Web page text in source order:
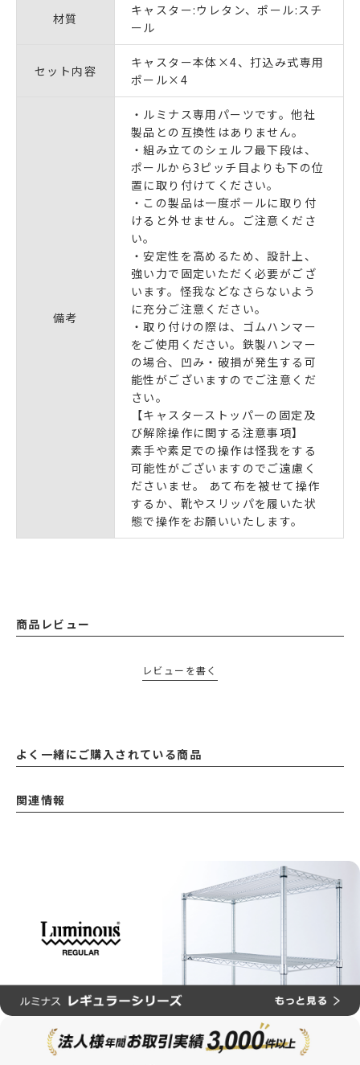
材質
キャスター:ウレタン、ポール:スチ
ール
セット内容
キャスター本体×4、打込み式専用
ポール×4
備考
・ルミナス専用パーツです。他社
製品との互換性はありません。
・組み立てのシェルフ最下段は、
ポールから3ピッチ目よりも下の位
置に取り付けてください。
・この製品は一度ポールに取り付
けると外せません。
ご注意くださ
い。
・安定性を高めるため、設計上、
強い力で固定いただく必要がござ
います。怪我などなさらないよう
に充分ご注意ください。
・取り付けの際は、ゴムハンマー
をご使用ください。鉄製ハンマー
の場合、凹み・破損が発生する可
能性がございますのでご注意くだ
さい。
【キャスターストッパーの固定及
び解除操作に関する注意事項】
素手や素足での操作は怪我をする
可能性がございますのでご遠慮く
ださいませ。 あて布を被せて操作
するか、靴やスリッパを履いた状
態で操作をお願いいたします。
商品レビュー
レビューを書く
よく一緒にご購入されている商品
関連情報